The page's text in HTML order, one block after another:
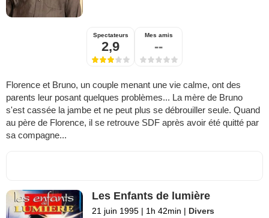
Spectateurs
2,9
Mes amis
--
Florence et Bruno, un couple menant une vie calme, ont des
parents leur posant quelques problèmes... La mère de Bruno
s'est cassée la jambe et ne peut plus se débrouiller seule. Quand
au père de Florence, il se retrouve SDF après avoir été quitté par
sa compagne...
Les Enfants de lumière
21 juin 1995 | 1h 42min | Divers